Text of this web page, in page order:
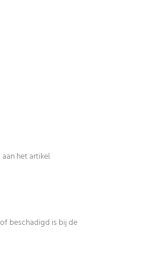
het artikel.
beschadigd is bij de